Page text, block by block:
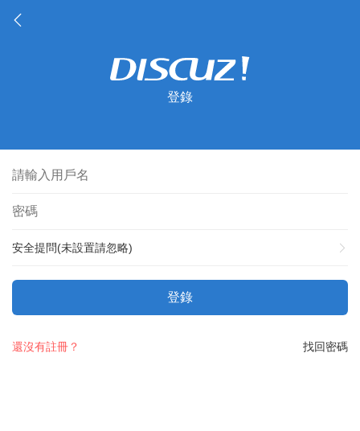
登錄
安全提問(未設置請忽略)
登錄
找回密碼
還沒有註冊？